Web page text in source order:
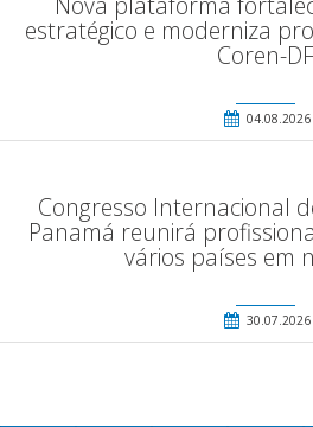
estratégico e moderniza
Coren-DF
04.08.2026
Congresso Internacional
Panamá reunirá
vários países em
30.07.2026